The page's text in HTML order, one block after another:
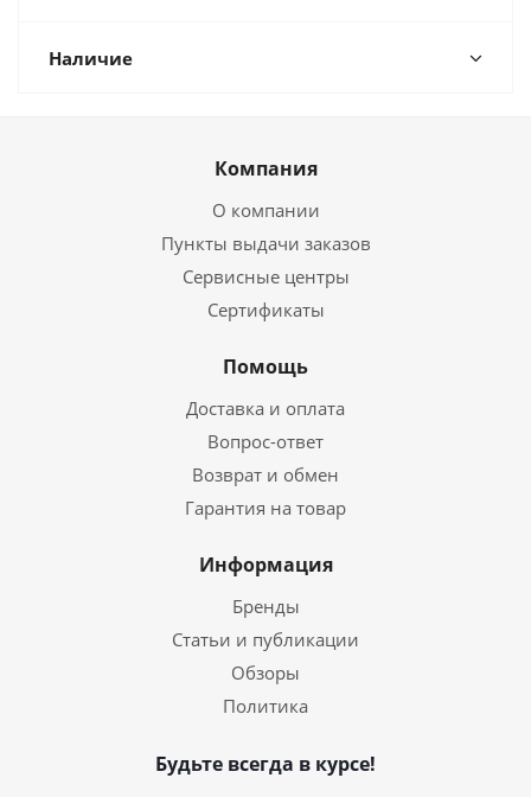
Наличие
Компания
О компании
Пункты выдачи заказов
Сервисные центры
Сертификаты
Помощь
Доставка и оплата
Вопрос-ответ
Возврат и обмен
Гарантия на товар
Информация
Бренды
Статьи и публикации
Обзоры
Политика
Будьте всегда в курсе!